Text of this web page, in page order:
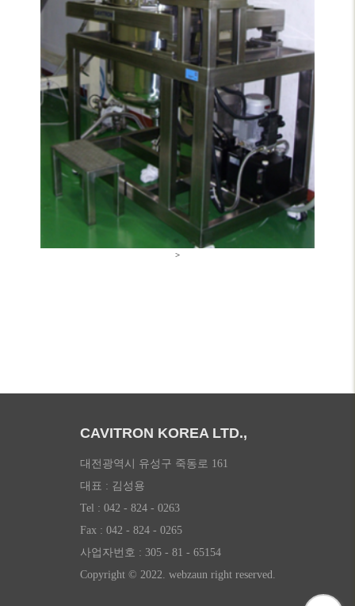
>
CAVITRON KOREA LTD.,
대전광역시 유성구 죽동로 161
대표 : 김성용
Tel : 042 - 824 - 0263
Fax : 042 - 824 - 0265
사업자번호 : 305 - 81 - 65154
Copyright © 2022. webzaun right reserved.